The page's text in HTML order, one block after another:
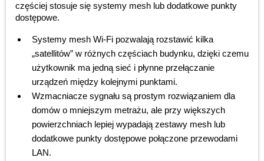
częściej stosuje się systemy mesh lub dodatkowe punkty
dostępowe.
Systemy mesh Wi-Fi pozwalają rozstawić kilka
„satellitów” w różnych częściach budynku, dzięki czemu
użytkownik ma jedną sieć i płynne przełączanie
urządzeń między kolejnymi punktami.
Wzmacniacze sygnału są prostym rozwiązaniem dla
domów o mniejszym metrażu, ale przy większych
powierzchniach lepiej wypadają zestawy mesh lub
dodatkowe punkty dostępowe połączone przewodami
LAN.